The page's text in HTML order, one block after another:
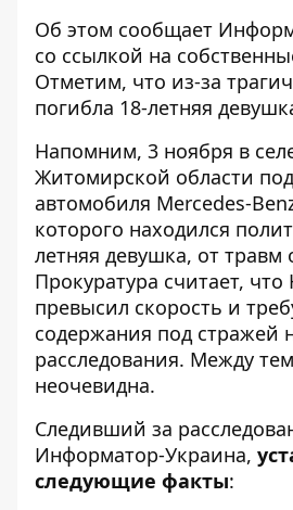
Об этом сообщает
со ссылкой на
Отметим, что из-за
погибла 18-летняя
Напомним, 3 ноября в
Житомирской области
автомобиля Mercedes-
которого находился
летняя девушка, от травм
Прокуратура считает,
превысил скорость и
содержания под стражей
расследования. Между
неочевидна.
Следивший за
Информатор-Украина,
следующие факты: